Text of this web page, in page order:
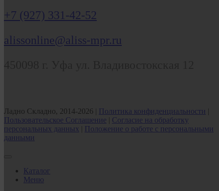
+7 (927) 331-42-52
alissonline@aliss-mpr.ru
Ладно Складно, 2014-2026 | Политика конфиденциальности |
Пользовательское Соглашение | Согласие на обработку
персональных данных | Положение о работе с персональными
данными
Каталог
Меню